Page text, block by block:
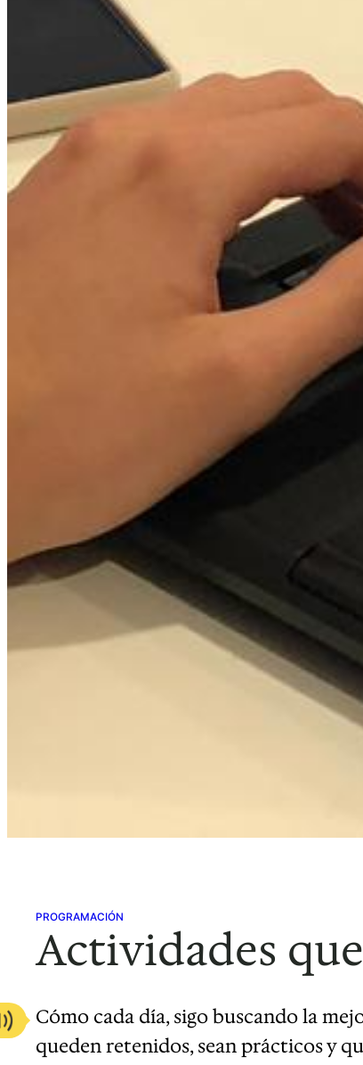
PROGRAMACIÓN
Actividades
Cómo cada día, sigo buscando la
queden retenidos, sean prácticos y